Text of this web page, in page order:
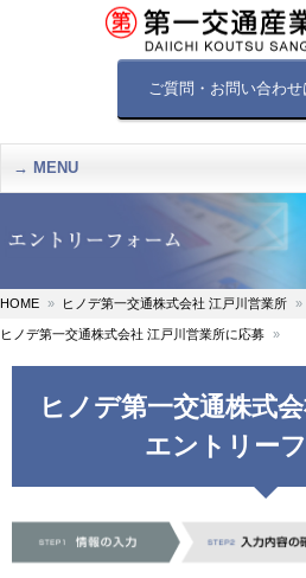
ご質問・お問い合わ
MENU
HOME ヒノデ第一交通株式会社 江戸川営業所
ヒノデ第一交通株式会社 江戸川営業所に応募
ヒノデ第一交通株式
エントリー